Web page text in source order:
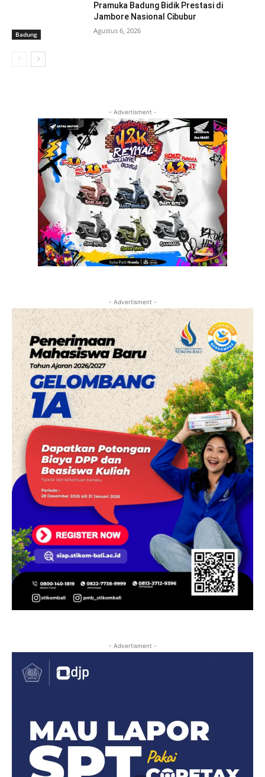
Badung
Pramuka Badung Bidik Prestasi di
Jambore Nasional Cibubur
Agustus 6, 2026
- Advertisment -
- Advertisment -
- Advertisment -